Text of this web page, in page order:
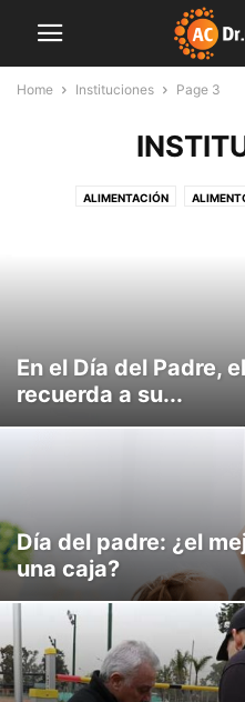
Home Instituciones Page 3
ALIMENTACIÓN
En el Día del Padre,
recuerda a su...
Día del padre: ¿el
una caja?